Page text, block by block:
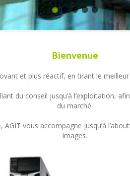
Bienvenue
et plus réactif, en tirant le
du conseil jusqu’à l’exploitation,
du marché.
AGIT vous accompagne jusqu’à
images.